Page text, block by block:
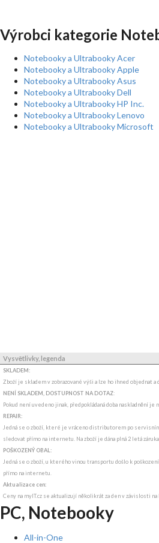
Výrobci kategorie
Notebooky a Ultrabooky Acer
Notebooky a Ultrabooky Apple
Notebooky a Ultrabooky Asus
Notebooky a Ultrabooky Dell
Notebooky a Ultrabooky HP Inc.
Notebooky a Ultrabooky Lenovo
Notebooky a Ultrabooky Microsoft
Vysvětlivky, legenda
SKLADEM:
Zboží je skladem v zobrazované výši a lze ho ihned objednat
NENÍ SKLADEM, DOSTUPNOST NA DOTAZ:
Pokud není uvedeno jinak, předpokládaná doba naskladnění
REPAIR:
Jedná se o zboží, které je vráceno distributorem po
sledovat přímo na internetu. Na zboží je dána plná 2 letá záruka.
POŠKOZENÝ OBAL:
Jedná se o zboží, u kterého vinou transportu došlo k
přímo na internetu.
Aktualizace cen:
Ceny na myIT.cz se aktualizují několikrát za den v závislosti
PC, Notebooky
All-in-One